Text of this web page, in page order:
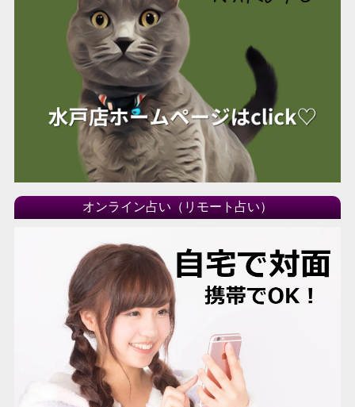
オンライン占い（リモート占い）